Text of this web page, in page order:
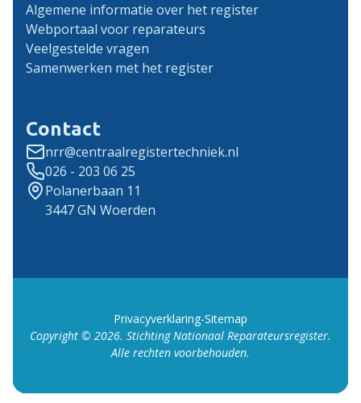
Algemene informatie over het register
Webportaal voor reparateurs
Veelgestelde vragen
Samenwerken met het register
Contact
nrr@centraalregistertechniek.nl
026 - 203 06 25
Polanerbaan 11
3447 GN Woerden
Privacyverklaring-Sitemap
Copyright © 2026. Stichting Nationaal Reparateursregister.
Alle rechten voorbehouden.